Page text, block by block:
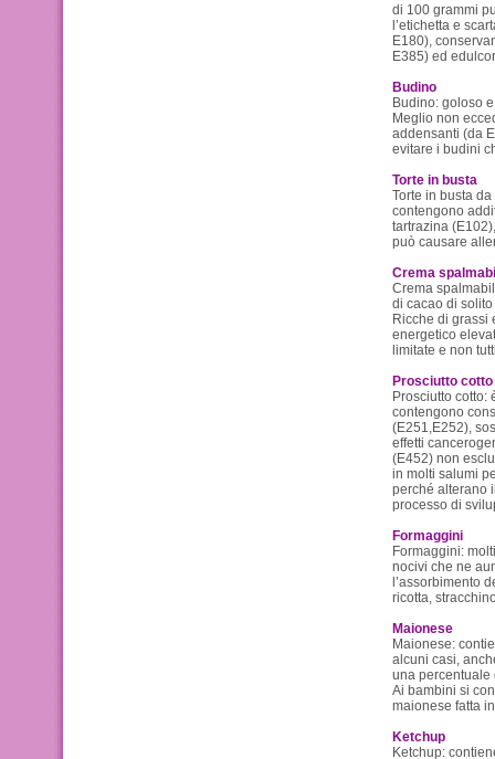
di 100 grammi
l’etichetta e
E180),
E385) ed
Budino
Budino: goloso
Meglio non
addensanti (da
evitare i budini
Torte in busta
Torte in busta
contengono
tartrazina
può causare
Crema
Crema
di cacao di
Ricche di grassi
energetico
limitate e non
Prosciutto cotto
Prosciutto cotto:
contengono
(E251,E252),
effetti
(E452) non
in molti salumi
perché alterano
processo di
Formaggini
Formaggini:
nocivi che ne
l’assorbimento
ricotta,
Maionese
Maionese:
alcuni casi,
una percentuale
Ai bambini si
maionese fatta
Ketchup
Ketchup: